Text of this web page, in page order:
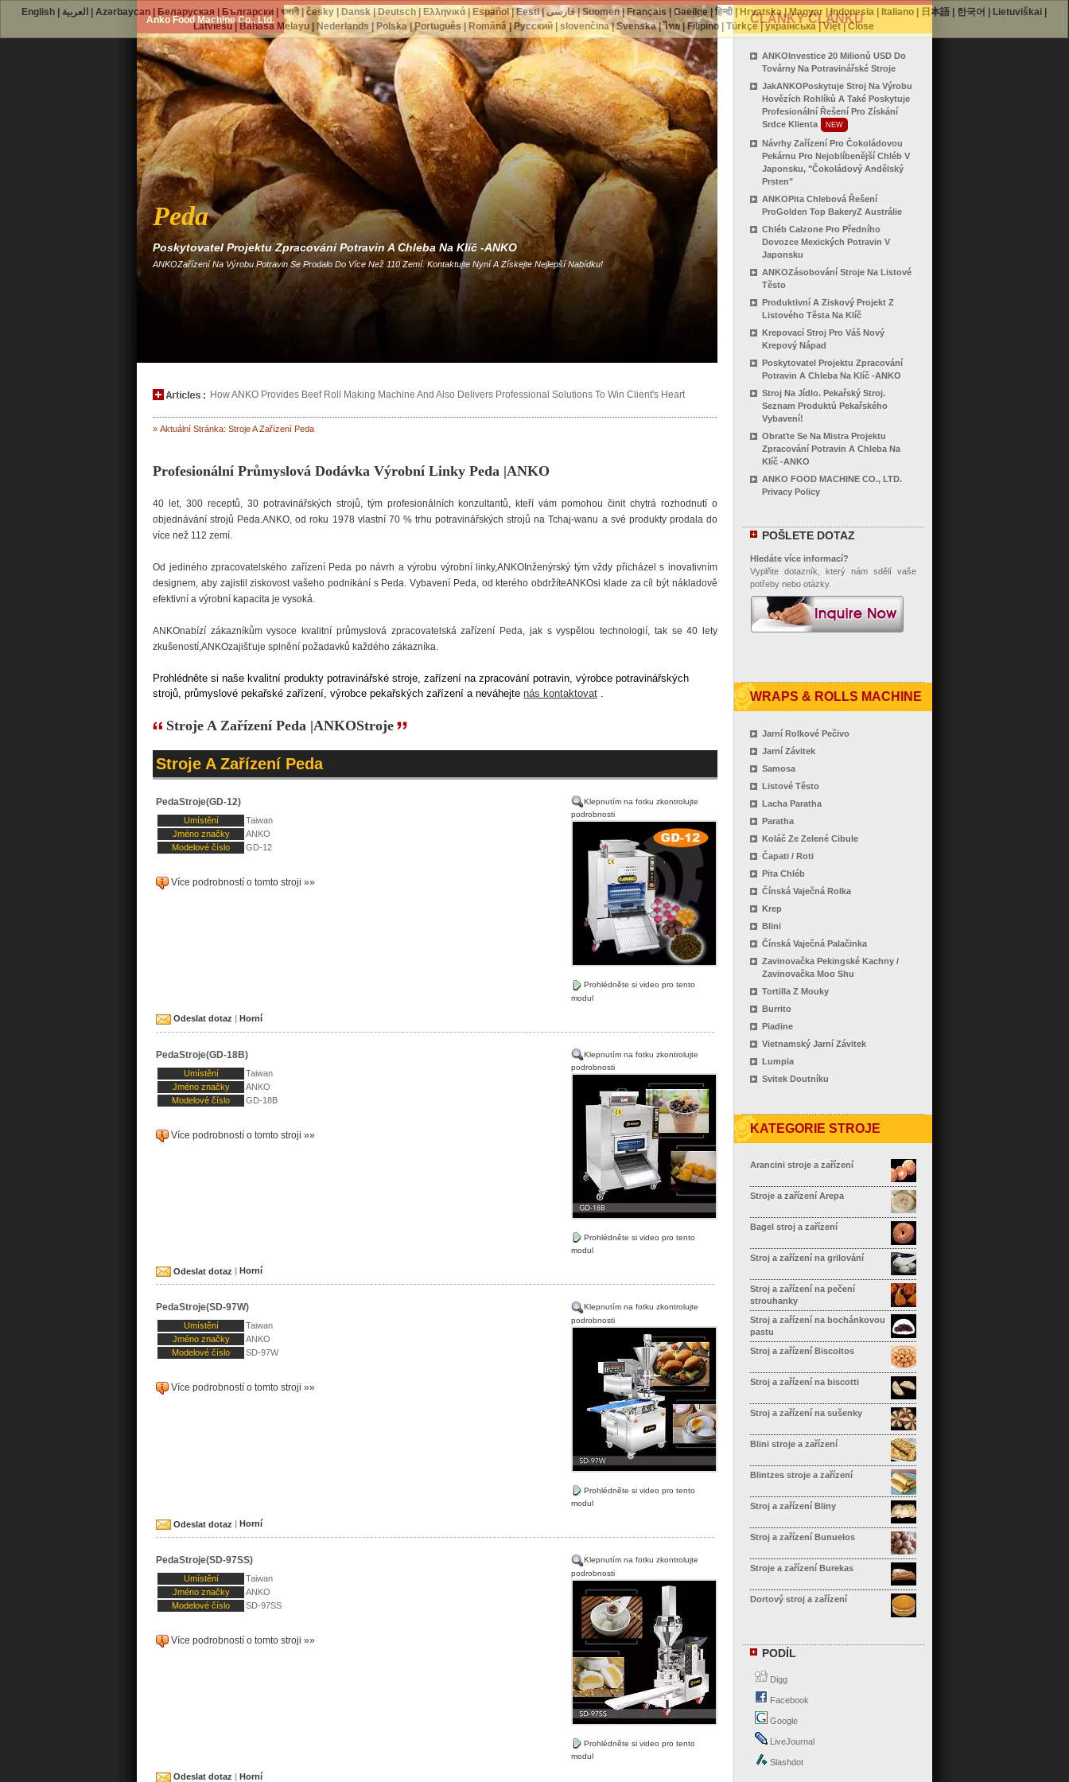
Anko Food Machine Co., Ltd.
Peda
Poskytovatel Projektu Zpracování Potravin A Chleba Na Klíč -ANKO
ANKOZařízení Na Výrobu Potravin Se Prodalo Do Více Než 110 Zemí. Kontaktujte Nyní A Získejte Nejlepší Nabídku!
How ANKO Provides Beef Roll Making Machine And Also Delivers Professional Solutions To Win Client's Heart
» Aktuální Stránka: Stroje A Zařízení Peda
Profesionální Průmyslová Dodávka Výrobní Linky Peda |ANKO
40 let, 300 receptů, 30 potravinářských strojů, tým profesionálních konzultantů, kteří vám pomohou činit chytrá rozhodnutí o
objednávání strojů Peda.ANKO, od roku 1978 vlastní 70 % trhu potravinářských strojů na Tchaj-wanu a své produkty prodala do
více než 112 zemí.
Od jediného zpracovatelského zařízení Peda po návrh a výrobu výrobní linky,ANKOInženýrský tým vždy přicházel s inovativním
designem, aby zajistil ziskovost vašeho podnikání s Peda. Vybavení Peda, od kterého obdržíteANKOsi klade za cíl být nákladově
efektivní a výrobní kapacita je vysoká.
ANKOnabízí zákazníkům vysoce kvalitní průmyslová zpracovatelská zařízení Peda, jak s vyspělou technologií, tak se 40 lety
zkušeností,ANKOzajišťuje splnění požadavků každého zákazníka.
Prohlédněte si naše kvalitní produkty potravinářské stroje, zařízení na zpracování potravin, výrobce potravinářských
strojů, průmyslové pekařské zařízení, výrobce pekařských zařízení a neváhejte nás kontaktovat .
Stroje A Zařízení Peda |ANKOStroje
Stroje A Zařízení Peda
Klepnutím na fotku zkontrolujte
podrobnosti
Prohlédněte si video pro tento
modul
PedaStroje(GD-12)
Umístění
Taiwan
Jméno značky
ANKO
Modelové číslo
GD-12
Více podrobností o tomto stroji »»
Odeslat dotaz | Horní
Klepnutím na fotku zkontrolujte
podrobnosti
Prohlédněte si video pro tento
modul
PedaStroje(GD-18B)
Umístění
Taiwan
Jméno značky
ANKO
Modelové číslo
GD-18B
Více podrobností o tomto stroji »»
Odeslat dotaz Horní
Klepnutím na fotku zkontrolujte
podrobnosti
Prohlédněte si video pro tento
modul
PedaStroje(SD-97W)
Umístění
Taiwan
Jméno značky
ANKO
Modelové číslo
SD-97W
Více podrobností o tomto stroji »»
Odeslat dotaz Horní
Klepnutím na fotku zkontrolujte
podrobnosti
Prohlédněte si video pro tento
modul
PedaStroje(SD-97SS)
Umístění
Taiwan
Jméno značky
ANKO
Modelové číslo
SD-97SS
Více podrobností o tomto stroji »»
Odeslat dotaz Horní
ČLÁNKY ČLÁNKU
ANKOInvestice 20 Milionů USD Do
Továrny Na Potravinářské Stroje
JakANKOPoskytuje Stroj Na Výrobu
Hovězích Rohlíků A Také Poskytuje
Profesionální Řešení Pro Získání
Srdce Klienta
NEW
Návrhy Zařízení Pro Čokoládovou
Pekárnu Pro Nejoblíbenější Chléb V
Japonsku, "Čokoládový Andělský
Prsten"
ANKOPita Chlebová Řešení
ProGolden Top BakeryZ Austrálie
Chléb Calzone Pro Předního
Dovozce Mexických Potravin V
Japonsku
ANKOZásobování Stroje Na Listové
Těsto
Produktivní A Ziskový Projekt Z
Listového Těsta Na Klíč
Krepovací Stroj Pro Váš Nový
Krepový Nápad
Poskytovatel Projektu Zpracování
Potravin A Chleba Na Klíč -ANKO
Stroj Na Jídlo. Pekařský Stroj.
Seznam Produktů Pekařského
Vybavení!
Obraťte Se Na Mistra Projektu
Zpracování Potravin A Chleba Na
Klíč -ANKO
ANKO FOOD MACHINE CO., LTD.
Privacy Policy
POŠLETE DOTAZ
Hledáte více informací?
Vyplňte dotazník, který nám sdělí vaše
potřeby nebo otázky.
WRAPS & ROLLS MACHINE
Jarní Rolkové Pečivo
Jarní Závitek
Samosa
Listové Těsto
Lacha Paratha
Paratha
Koláč Ze Zelené Cibule
Čapati / Roti
Pita Chléb
Čínská Vaječná Rolka
Krep
Blini
Čínská Vaječná Palačinka
Zavinovačka Pekingské Kachny /
Zavinovačka Moo Shu
Tortilla Z Mouky
Burrito
Piadine
Vietnamský Jarní Závitek
Lumpia
Svitek Doutníku
KATEGORIE STROJE
Arancini stroje a zařízení
Stroje a zařízení Arepa
Bagel stroj a zařízení
Stroj a zařízení na grilování
Stroj a zařízení na pečení
strouhanky
Stroj a zařízení na bochánkovou
pastu
Stroj a zařízení Biscoitos
Stroj a zařízení na biscotti
Stroj a zařízení na sušenky
Blini stroje a zařízení
Blintzes stroje a zařízení
Stroj a zařízení Bliny
Stroj a zařízení Bunuelos
Stroje a zařízení Burekas
Dortový stroj a zařízení
Stroj a zařízení Cha Siu Bao
Stroj a zařízení na knedlíky Chao
Zhou
Stroj a zařízení Chapati
PODÍL
Digg
Facebook
Google
LiveJournal
Slashdot
English| العربية Azərbaycan| Беларуская Български| বাঙ্গালী|česky| Dansk|Deutsch| Ελληνικά| Español |Eesti| فارسی|Suomen|Français Gaeilge|हिन्दी| Hrvatska|Magyar|Indonesia| Italiano| 日本語| 한국어 Lietuviškai|
Latviešu|Bahasa Melayu Nederlands Polska|Português Română|Русский |slovenčina|Svenska|ไทย | Filipino |Türkçe |українська |Việt|Close